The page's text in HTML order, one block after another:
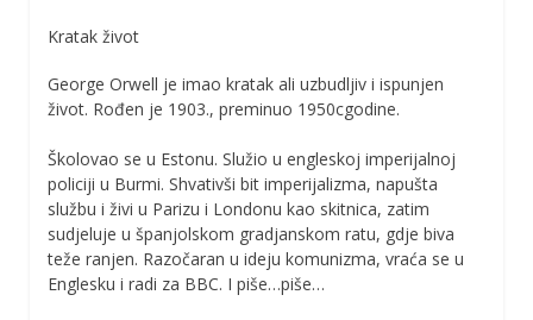
Kratak život
George Orwell je imao kratak ali uzbudljiv i ispunjen
život. Rođen je 1903., preminuo 1950cgodine.
Školovao se u Estonu. Služio u engleskoj imperijalnoj
policiji u Burmi. Shvativši bit imperijalizma, napušta
službu i živi u Parizu i Londonu kao skitnica, zatim
sudjeluje u španjolskom gradjanskom ratu, gdje biva
teže ranjen. Razočaran u ideju komunizma, vraća se u
Englesku i radi za BBC. I piše…piše…